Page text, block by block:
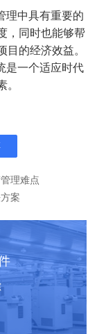
理中具有重要的
，同时也能够帮
目的经济效益。
是一个适应时代
。
理难点
案